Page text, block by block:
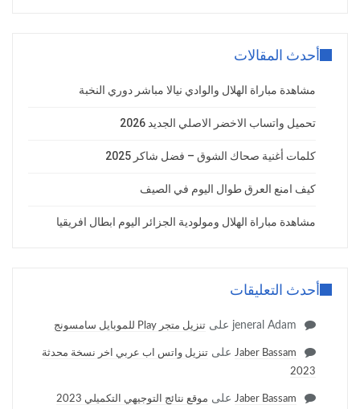
أحدث المقالات
مشاهدة مباراة الهلال والوادي نيالا مباشر دوري النخبة
تحميل واتساب الاخضر الاصلي الجديد 2026
كلمات أغنية صحاك الشوق – فضل شاكر 2025
كيف امنع العرق طوال اليوم في الصيف
مشاهدة مباراة الهلال ومولودية الجزائر اليوم ابطال افريقيا
أحدث التعليقات
jeneral Adam على تنزيل متجر Play للموبايل سامسونج
Jaber Bassam على تنزيل واتس اب عربي اخر نسخة محدثة
2023
Jaber Bassam على موقع نتائج التوجيهي التكميلي 2023